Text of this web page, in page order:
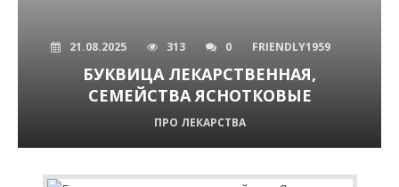
21.08.2025 313 0 FRIENDLY1959
БУКВИЦА ЛЕКАРСТВЕННАЯ,
СЕМЕЙСТВА ЯСНОТКОВЫЕ
ПРО ЛЕКАРСТВА